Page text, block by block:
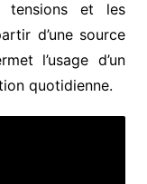
tensions et les
d’une source
l’usage d’un
quotidienne.